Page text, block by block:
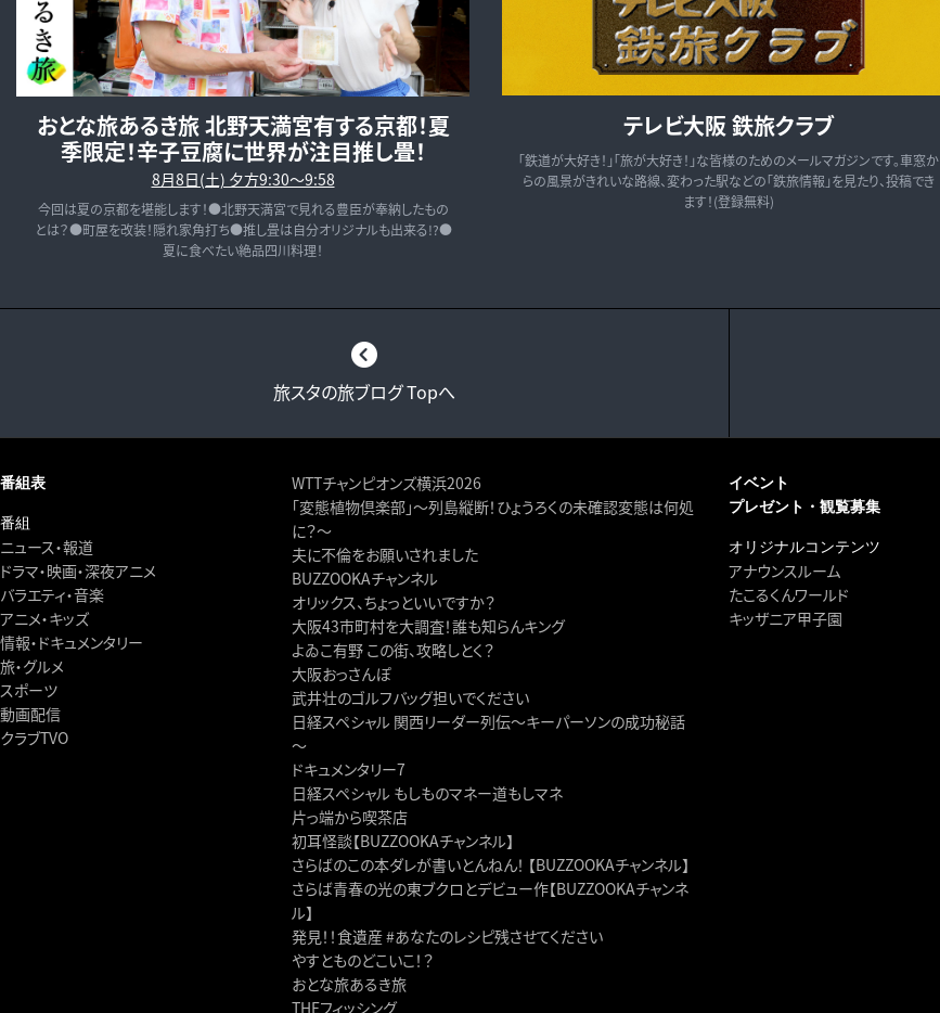
おとな旅あるき旅 北野天満宮有する京都！夏
季限定！辛子豆腐に世界が注目推し畳！
8月8日(土) 夕方9:30～9:58
今回は夏の京都を堪能します！●北野天満宮で見れる豊臣が奉納したもの
とは？●町屋を改装！隠れ家角打ち●推し畳は自分オリジナルも出来る!?●
夏に食べたい絶品四川料理！
テレビ大阪 鉄旅クラブ
「鉄道が大好き！」「旅が大好き！」な皆様のためのメールマガジンです。車窓か
らの風景がきれいな路線、変わった駅などの「鉄旅情報」を見たり、投稿でき
ます！(登録無料)
旅スタの旅ブログ Topへ
番組表
番組
ニュース・報道
ドラマ・映画・深夜アニメ
バラエティ・音楽
アニメ・キッズ
情報・ドキュメンタリー
旅・グルメ
スポーツ
動画配信
クラブTVO
WTTチャンピオンズ横浜2026
「変態植物倶楽部」～列島縦断！ひょうろくの未確認変態は何処
に？～
夫に不倫をお願いされました
BUZZOOKAチャンネル
オリックス、ちょっといいですか？
大阪43市町村を大調査！誰も知らんキング
よゐこ有野 この街、攻略しとく？
大阪おっさんぽ
武井壮のゴルフバッグ担いでください
日経スペシャル 関西リーダー列伝～キーパーソンの成功秘話
～
ドキュメンタリー7
日経スペシャル もしものマネー道もしマネ
片っ端から喫茶店
初耳怪談【BUZZOOKAチャンネル】
さらばのこの本ダレが書いとんねん！ 【BUZZOOKAチャンネル】
さらば青春の光の東ブクロとデビュー作【BUZZOOKAチャンネ
ル】
発見！！食遺産 #あなたのレシピ残させてください
やすとものどこいこ！？
おとな旅あるき旅
THEフィッシング
イベント
プレゼント・観覧募集
オリジナルコンテンツ
アナウンスルーム
たこるくんワールド
キッザニア甲子園